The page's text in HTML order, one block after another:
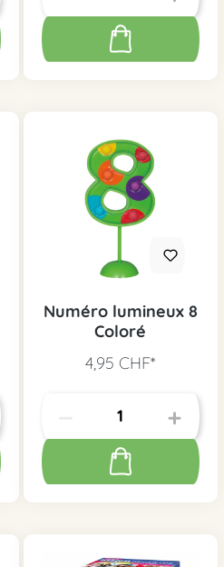
Numéro lumineux 8
Coloré
4,95 CHF*